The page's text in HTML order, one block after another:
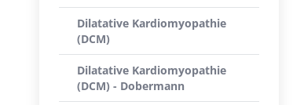
Dilatative Kardiomyopathie
(DCM)
Dilatative Kardiomyopathie
(DCM) - Dobermann